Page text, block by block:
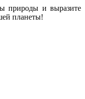
природы и выразите
планеты!